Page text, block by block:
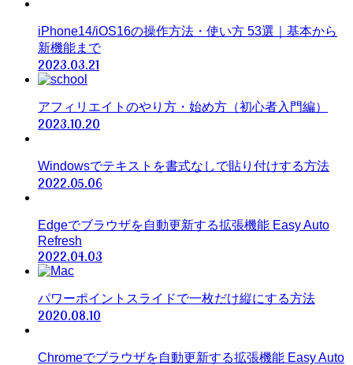
iPhone14/iOS16の操作方法・使い方 53選｜基本から
新機能まで
2023.03.21
アフィリエイトのやり方・始め方（初心者入門編）
2023.10.20
Windowsでテキストを書式なしで貼り付けする方法
2022.05.06
Edgeでブラウザを自動更新する拡張機能 Easy Auto
Refresh
2022.04.03
パワーポイントスライドで一枚だけ縦にする方法
2020.08.10
Chromeでブラウザを自動更新する拡張機能 Easy Auto